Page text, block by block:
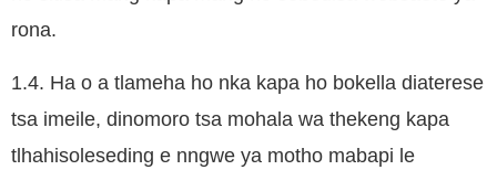
rona.
1.4. Ha o a tlameha ho nka kapa ho bokella diaterese
tsa imeile, dinomoro tsa mohala wa thekeng kapa
tlhahisoleseding e nngwe ya motho mabapi le